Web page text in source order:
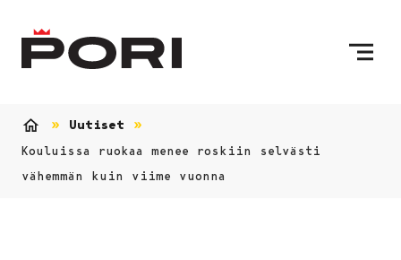
Uutiset
Kouluissa ruokaa menee roskiin selvästi
vähemmän kuin viime vuonna